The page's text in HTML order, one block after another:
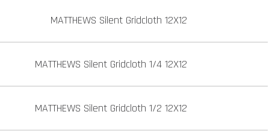
MATTHEWS Silent Gridcloth 12X12
MATTHEWS Silent Gridcloth 1/4 12X12
MATTHEWS Silent Gridcloth 1/2 12X12